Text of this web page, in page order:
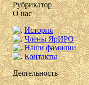
Рубрикатор
О нас
История
Члены ЯрИРО
Наши фамилии
Контакты
Деятельность